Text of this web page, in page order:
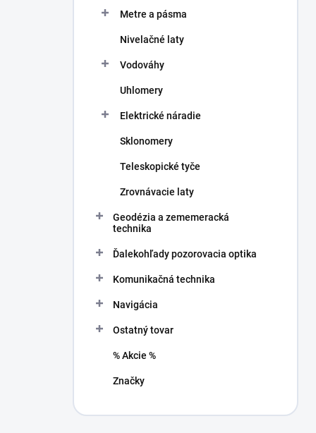
Metre a pásma
Nivelačné laty
Vodováhy
Uhlomery
Elektrické náradie
Sklonomery
Teleskopické tyče
Zrovnávacie laty
Geodézia a zememeracká
technika
Ďalekohľady pozorovacia optika
Komunikačná technika
Navigácia
Ostatný tovar
% Akcie %
Značky